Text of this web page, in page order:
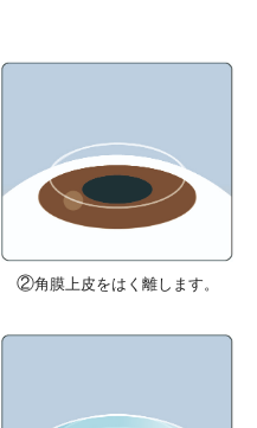
②角膜上皮をはく離します。